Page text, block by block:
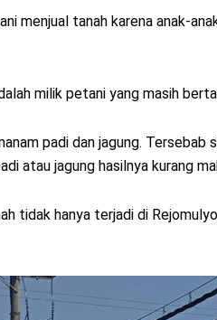
menjual tanah karena anak-
milik petani yang masih
padi dan jagung.
atau jagung hasilnya kurang
tidak hanya terjadi di